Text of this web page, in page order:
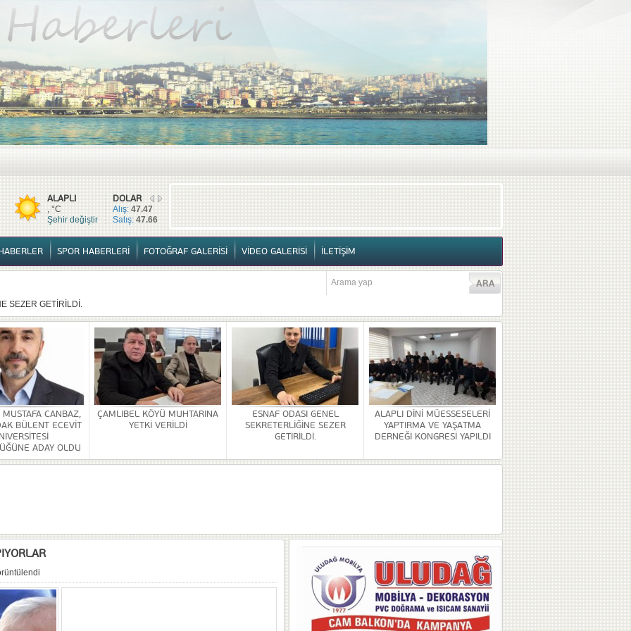
TÜM HABERLER YURTTAN HABERLER SPOR HABERLERİ FOTOĞRAF GALERİSİ VİDEO GALERİSİ İLETİŞİM
DOLAR
Alış:47.47
Satış:47.66
ALAPLI
, °C
Şehir değiştir
SPOR HABERLERİ FOTOĞRAF GALERİSİ VİDEO GALERİSİ İLETİŞİM
SEZER GETİRİLDİ.
YAŞATMA DERNEĞİ KONGRESİ YAPILDI
SONA ERDİ
KALDIRILDI
DÜZENLENDİ
BİNASİ YAPILACAK
MUSTAFA CANBAZ,
BÜLENT ECEVİT
ADAY OLDU
ÇAMLIBEL KÖYÜ MUHTARINA
YETKİ VERİLDİ
ESNAF ODASI GENEL
SEKRETERLİĞİNE SEZER
GETİRİLDİ.
ALAPLI DİNİ MÜESSESELERİ
YAPTIRMA VE YAŞATMA
DERNEĞİ KONGRESİ YAPILDI